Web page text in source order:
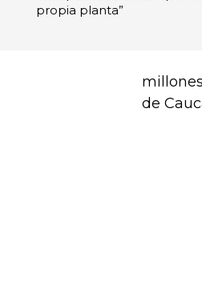
propia planta”
de